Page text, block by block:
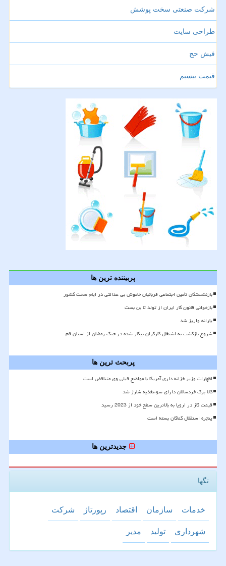
شرکت صنعتی سخت پوشش
طراحی سایت
فیش حج
قیمت بیسیم
پربیننده ترین ها
بازنشستگان تأمین اجتماعی قربانیان خاموش بی عدالتی در ایام سخت کشور
بازخوانی قانون کار ایران از تولد تا بن بست
یارانه واریز شد
شروع بازگشت به اشتغال کارگران بیکار شده در جنگ رمضان از استان قم
پربحث ترین ها
اظهارات وزیر خزانه داری آمریکا با مواضع قبلی وی متناقض است
کالا برگ خردسالان دارای سوءتغذیه شارژ شد
قیمت گاز در اروپا به بالاترین سطح خود از 2023 رسید
پنجره استقلال کماکان بسته است
جدیدترین ها
تگها
خدمات سازمان اقتصاد رپورتاژ شركت
شهرداری تولید مدیر